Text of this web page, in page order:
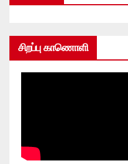
சிறப்பு காணொளி